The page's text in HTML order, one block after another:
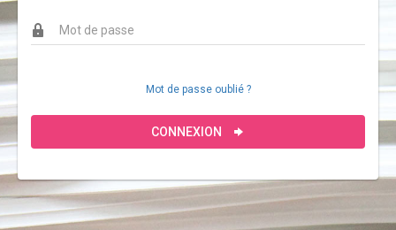
Mot de passe oublié ?
CONNEXION